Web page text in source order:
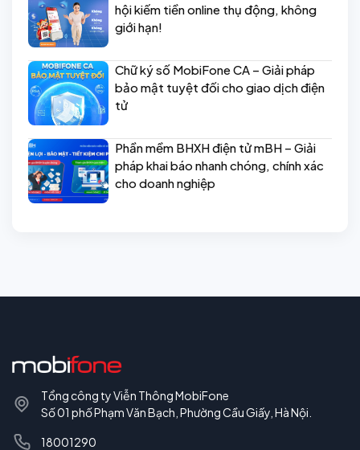
hội kiếm tiền online thụ động, không
giới hạn!
Chữ ký số MobiFone CA – Giải pháp
bảo mật tuyệt đối cho giao dịch điện
tử
Phần mềm BHXH điện tử mBH – Giải
pháp khai báo nhanh chóng, chính xác
cho doanh nghiệp
Tổng công ty Viễn Thông MobiFone
Số 01 phố Phạm Văn Bạch, Phường Cầu Giấy, Hà Nội.
18001290